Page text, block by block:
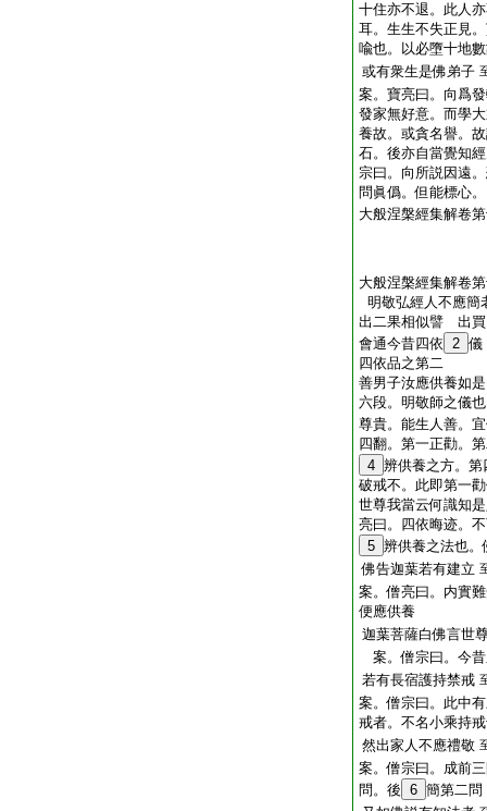
十住亦不退。此人
耳。生生不失正見
喩也。以必墮十地
或有衆生是佛弟子
案。寶亮曰。向爲
發家無好意。而學
養故。或貪名譽。
石。後亦自當覺知
宗曰。向所説因遠
問眞僞。但能標心
大般涅槃經集解卷
大般涅槃經集解卷
明敬弘經人不應簡
出二果相似譬 出買
會通今昔四依 2 儀
四依品之第二
善男子汝應供養如
六段。明敬師之儀
尊貴。能生人善。
四翻。第一正勸。
4 辨供養之方。
破戒不。此即第一
世尊我當云何識知
亮曰。四依晦迹。
5 辨供養之法也
佛告迦葉若有建立
案。僧亮曰。内實
便應供養
迦葉菩薩白佛言世
案。僧宗曰。今
若有長宿護持禁戒
案。僧宗曰。此中
戒者。不名小乘持
然出家人不應禮敬
案。僧宗曰。成前
問。後 6 簡第二問